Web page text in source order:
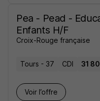
Pea - Pead -
Enfants H/F
Croix-Rouge française
Tours - 37 CDI 31
Voir l’offre